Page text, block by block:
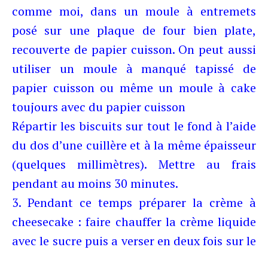
comme moi, dans un moule à entremets
posé sur une plaque de four bien plate,
recouverte de papier cuisson. On peut aussi
utiliser un moule à manqué tapissé de
papier cuisson ou même un moule à cake
toujours avec du papier cuisson
Répartir les biscuits sur tout le fond à l’aide
du dos d’une cuillère et à la même épaisseur
(quelques millimètres). Mettre au frais
pendant au moins 30 minutes.
3. Pendant ce temps préparer la crème à
cheesecake : faire chauffer la crème liquide
avec le sucre puis a verser en deux fois sur le